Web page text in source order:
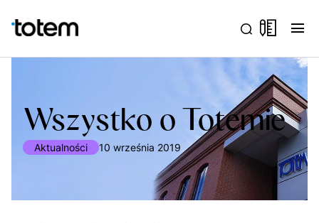
menu
Wszystko o Totemie
Aktualności 10 września 2019